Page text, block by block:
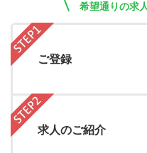
希望通りの求
ご登録
求人のご紹介